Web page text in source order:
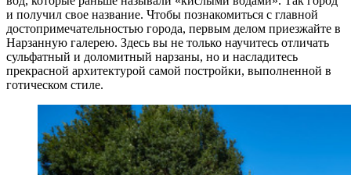
и получил свое название. Чтобы познакомиться с главной
достопримечательностью города, первым делом приезжайте в
Нарзанную галерею. Здесь вы не только научитесь отличать
сульфатный и доломитный нарзаны, но и насладитесь
прекрасной архитектурой самой постройки, выполненной в
готическом стиле.